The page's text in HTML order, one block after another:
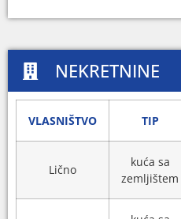
NEKRETNINE
VLASNIŠTVO TIP
Lično
kuća sa
zemljištem